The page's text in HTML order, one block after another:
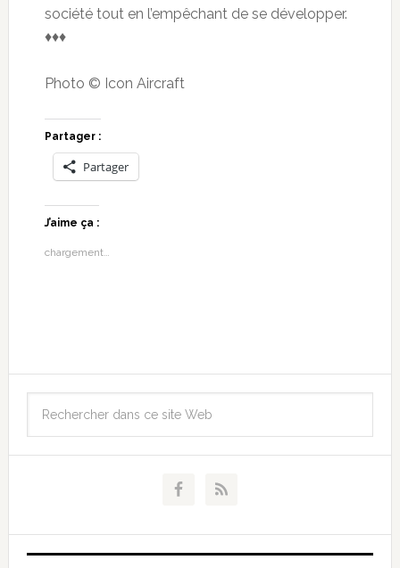
société tout en l’empêchant de se développer.
♦♦♦
Photo © Icon Aircraft
Partager :
Partager
J’aime ça :
chargement…